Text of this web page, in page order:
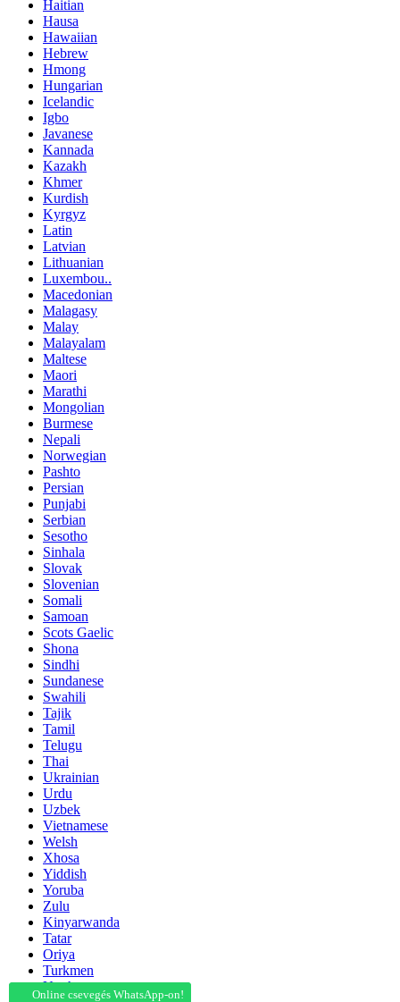
Online csevegés WhatsApp-on!
Haitian
Hausa
Hawaiian
Hebrew
Hmong
Hungarian
Icelandic
Igbo
Javanese
Kannada
Kazakh
Khmer
Kurdish
Kyrgyz
Latin
Latvian
Lithuanian
Luxembou..
Macedonian
Malagasy
Malay
Malayalam
Maltese
Maori
Marathi
Mongolian
Burmese
Nepali
Norwegian
Pashto
Persian
Punjabi
Serbian
Sesotho
Sinhala
Slovak
Slovenian
Somali
Samoan
Scots Gaelic
Shona
Sindhi
Sundanese
Swahili
Tajik
Tamil
Telugu
Thai
Ukrainian
Urdu
Uzbek
Vietnamese
Welsh
Xhosa
Yiddish
Yoruba
Zulu
Kinyarwanda
Tatar
Oriya
Turkmen
Uyghur